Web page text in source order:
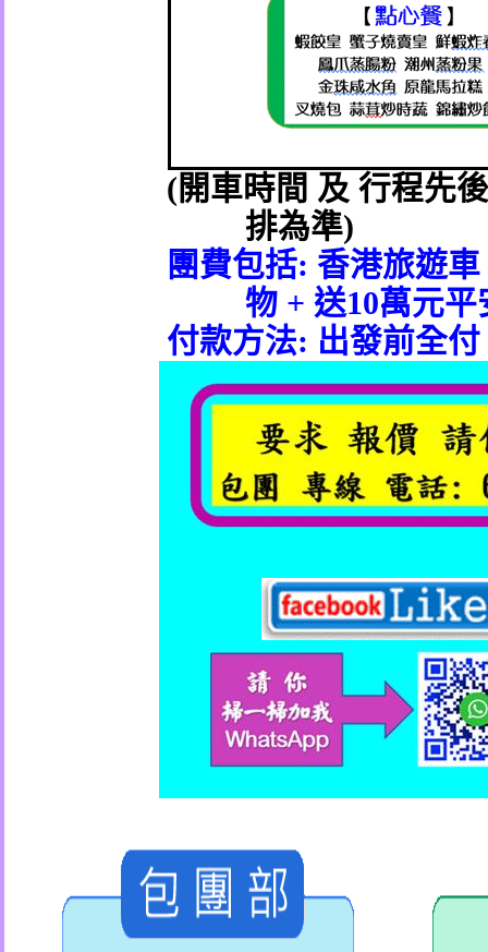
( 開車時間 及 行程先
排為準)
團費包括:香港旅遊車
物 +送10萬元平
付款方法: 出發前全付